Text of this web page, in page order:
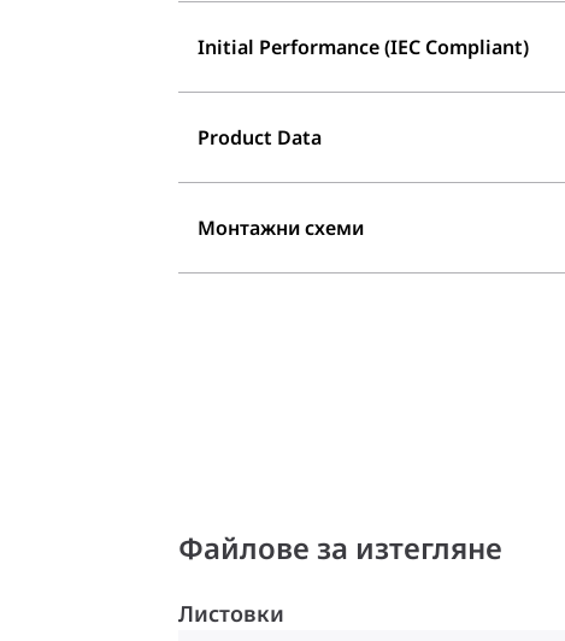
Initial Performance (IEC Compliant)
Product Data
Монтажни схеми
Файлове за изтегляне
Листовки